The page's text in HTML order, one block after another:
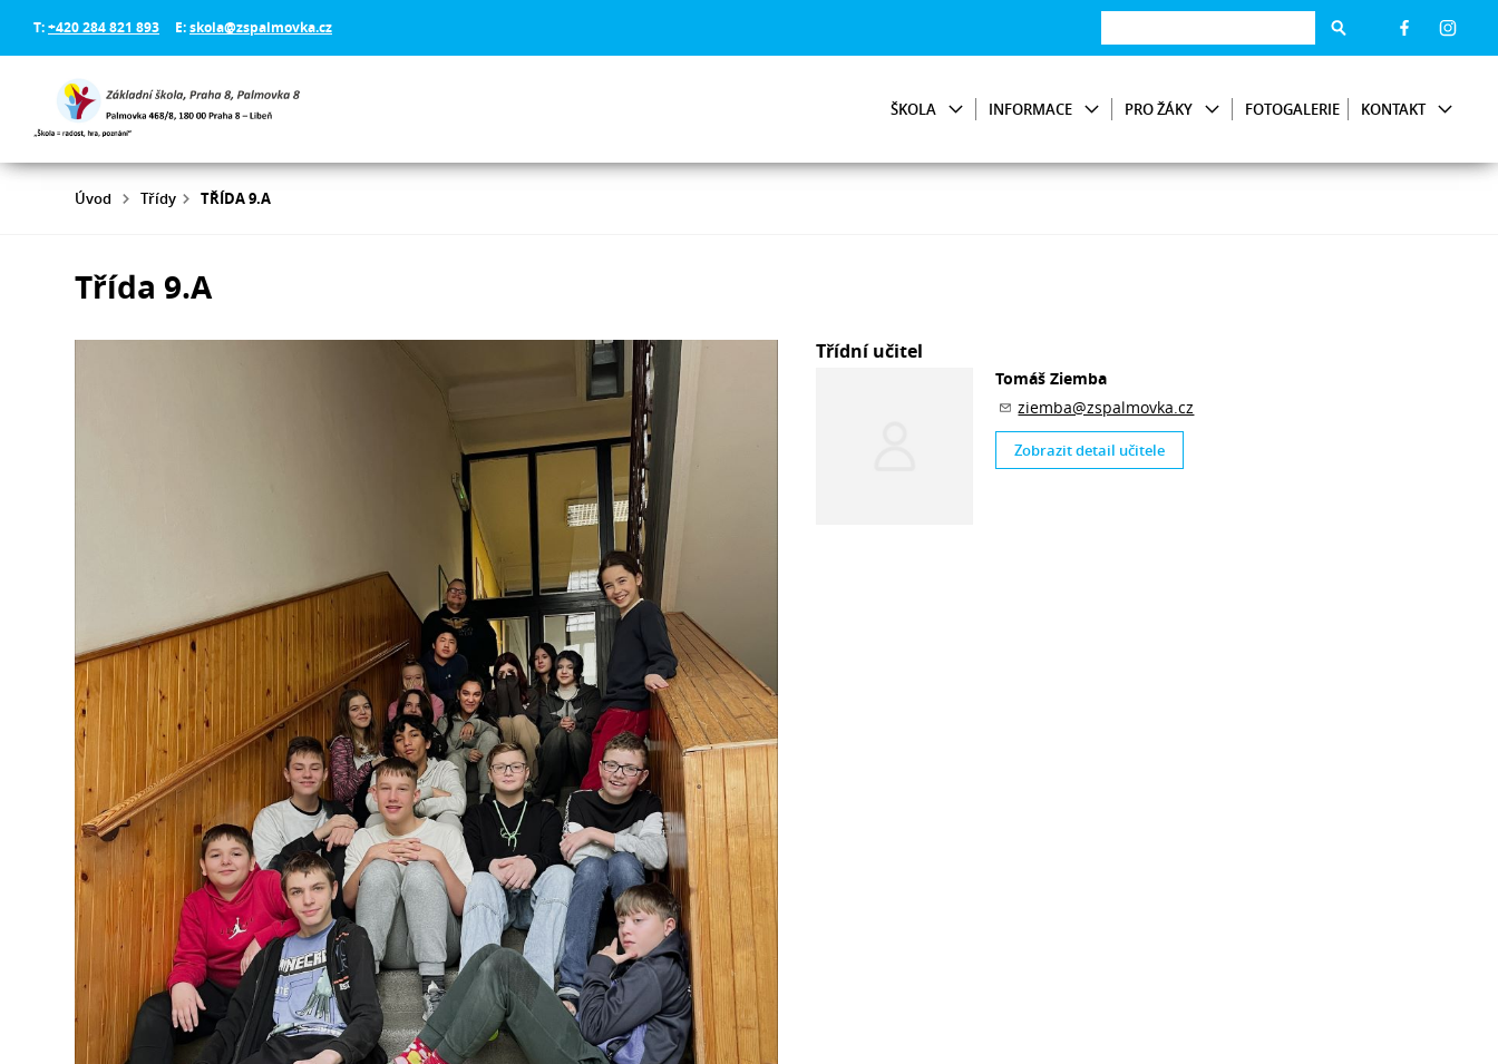
T:+420 284 821 893 E:skola@zspalmovka.cz
ŠKOLA INFORMACE PRO ŽÁKY FOTOGALERIE KONTAKT
Úvod Třídy TŘÍDA 9.A
Třída 9.A
Třídní učitel
Tomáš Ziemba
ziemba@zspalmovka.cz
Zobrazit detail učitele